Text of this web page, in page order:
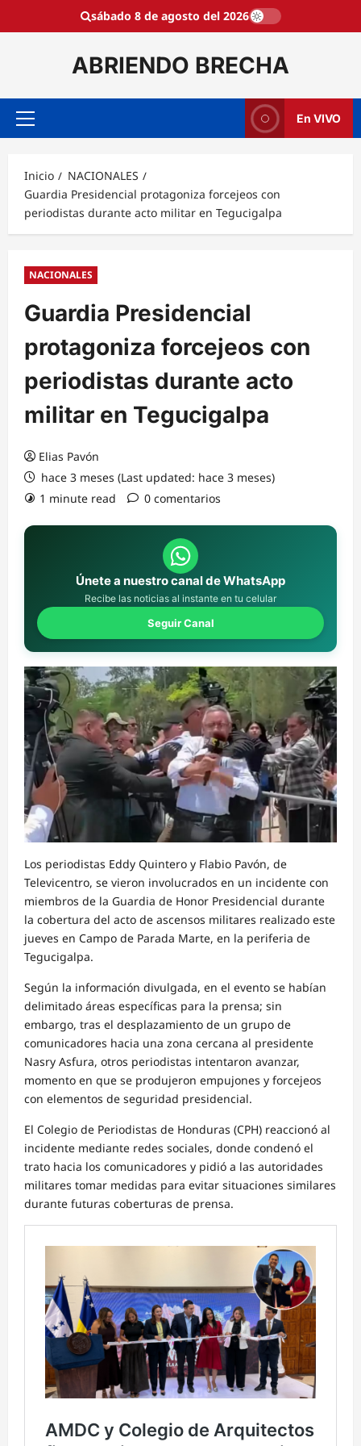
sábado 8 de agosto del 2026
ABRIENDO BRECHA
Menú
En VIVO
Inicio
NACIONALES
Guardia Presidencial protagoniza forcejeos con
periodistas durante acto militar en Tegucigalpa
NACIONALES
Guardia Presidencial
protagoniza forcejeos con
periodistas durante acto
militar en Tegucigalpa
Elias Pavón
hace 3 meses (Last updated: hace 3 meses)
1 minute read
0 comentarios
Únete a nuestro canal de WhatsApp
Recibe las noticias al instante en tu celular
Seguir Canal
Los periodistas Eddy Quintero y Flabio Pavón, de
Televicentro, se vieron involucrados en un incidente con
miembros de la Guardia de Honor Presidencial durante
la cobertura del acto de ascensos militares realizado este
jueves en Campo de Parada Marte, en la periferia de
Tegucigalpa.
Según la información divulgada, en el evento se habían
delimitado áreas específicas para la prensa; sin
embargo, tras el desplazamiento de un grupo de
comunicadores hacia una zona cercana al presidente
Nasry Asfura, otros periodistas intentaron avanzar,
momento en que se produjeron empujones y forcejeos
con elementos de seguridad presidencial.
El Colegio de Periodistas de Honduras (CPH) reaccionó al
incidente mediante redes sociales, donde condenó el
trato hacia los comunicadores y pidió a las autoridades
militares tomar medidas para evitar situaciones similares
durante futuras coberturas de prensa.